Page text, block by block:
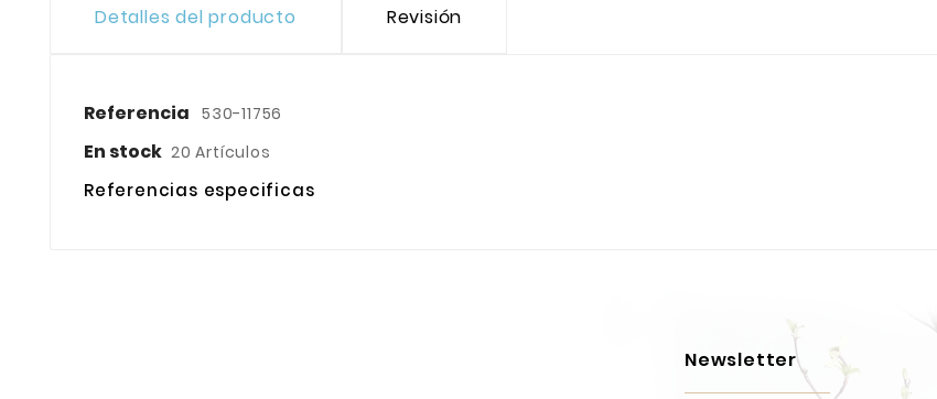
Detalles del producto Revisión
Referencia 530-11756
En stock 20 Artículos
Referencias especificas
Newsletter